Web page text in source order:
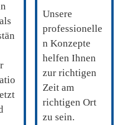
Unsere
professionelle
n Konzepte
helfen Ihnen
zur richtigen
Zeit am
richtigen Ort
zu sein.